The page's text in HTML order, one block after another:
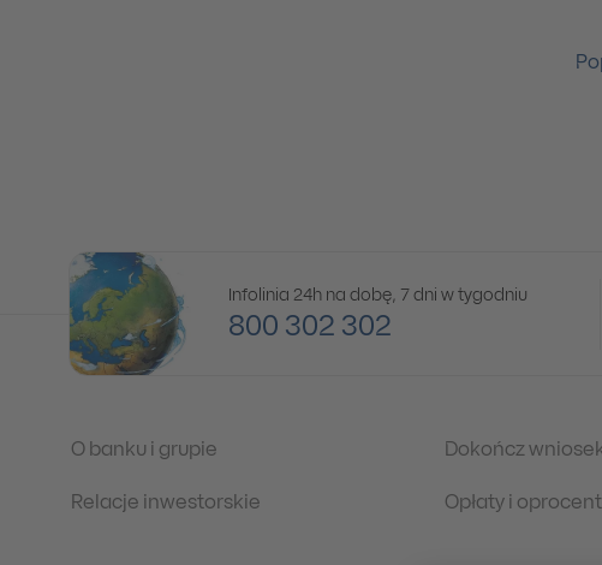
Infolinia 24h na dobę, 7 dni w tygodniu
800 302 302
O banku i grupie
Relacje inwestorskie
Dokończ
Opłaty i